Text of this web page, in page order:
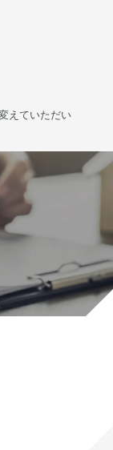
変えていただい